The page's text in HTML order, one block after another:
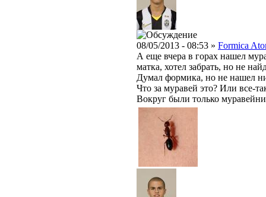
08/05/2013 - 08:53 » Formica
А еще вчера в горах нашел
матка, хотел забрать, но не
Думал формика, но не нашел
Что за муравей это? Или все-
Вокруг были только